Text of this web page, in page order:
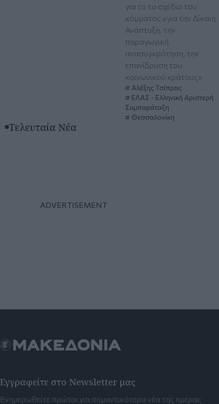
για το το σχέδιο του
κόμματος «για την Δίκαιη
Ανάπτυξη, την
παραγωγική
ανασυγκρότηση, την
επανίδρυση του
κοινωνικού κράτους»
Αλέξης Τσίπρας
ΕΛΑΣ - Ελληνική Αριστερή
Συμπαράταξη
Θεσσαλονίκη
Τελευταία Νέα
Εγγραφείτε στο Newsletter μας
Ενημερωθείτε πρώτοι για σημαντικότερα νέα της ημέρας